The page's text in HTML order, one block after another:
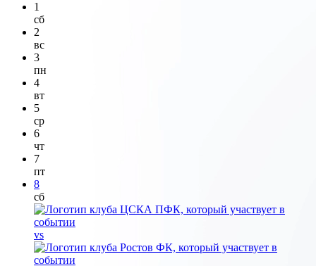
1
сб
2
вс
3
пн
4
вт
5
ср
6
чт
7
пт
8
сб
vs